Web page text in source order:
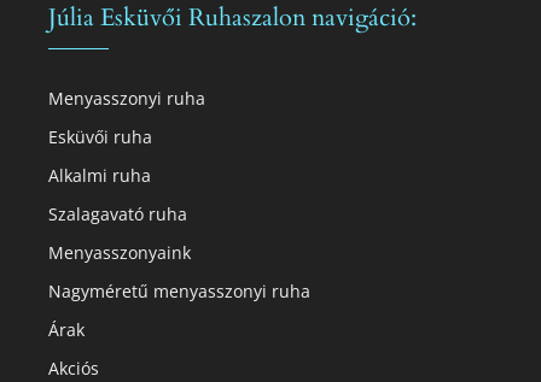
Júlia Esküvői Ruhaszalon navigáció:
Menyasszonyi ruha
Esküvői ruha
Alkalmi ruha
Szalagavató ruha
Menyasszonyaink
Nagyméretű menyasszonyi ruha
Árak
Akciós